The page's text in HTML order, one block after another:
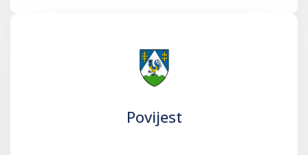
Povijest